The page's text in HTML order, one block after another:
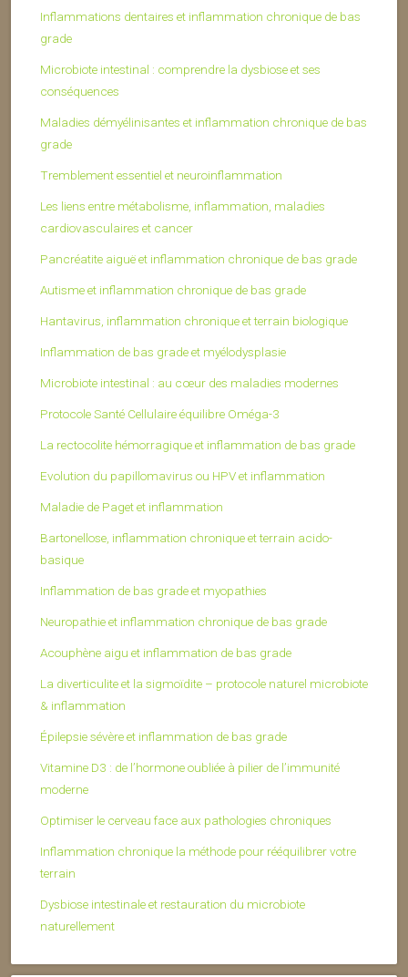
Inflammations dentaires et inflammation chronique de bas
grade
Microbiote intestinal : comprendre la dysbiose et ses
conséquences
Maladies démyélinisantes et inflammation chronique de bas
grade
Tremblement essentiel et neuroinflammation
Les liens entre métabolisme, inflammation, maladies
cardiovasculaires et cancer
Pancréatite aiguë et inflammation chronique de bas grade
Autisme et inflammation chronique de bas grade
Hantavirus, inflammation chronique et terrain biologique
Inflammation de bas grade et myélodysplasie
Microbiote intestinal : au cœur des maladies modernes
Protocole Santé Cellulaire équilibre Oméga-3
La rectocolite hémorragique et inflammation de bas grade
Evolution du papillomavirus ou HPV et inflammation
Maladie de Paget et inflammation
Bartonellose, inflammation chronique et terrain acido-
basique
Inflammation de bas grade et myopathies
Neuropathie et inflammation chronique de bas grade
Acouphène aigu et inflammation de bas grade
La diverticulite et la sigmoïdite – protocole naturel microbiote
& inflammation
Épilepsie sévère et inflammation de bas grade
Vitamine D3 : de l’hormone oubliée à pilier de l’immunité
moderne
Optimiser le cerveau face aux pathologies chroniques
Inflammation chronique la méthode pour rééquilibrer votre
terrain
Dysbiose intestinale et restauration du microbiote
naturellement